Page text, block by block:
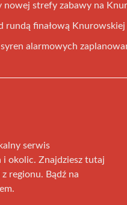
nowej strefy zabawy na
rundą finałową
alarmowych
serwis
okolic. Znajdziesz tutaj
regionu. Bądź na